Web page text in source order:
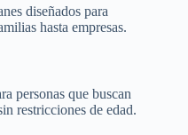
diseñados para
hasta empresas.
personas que buscan
restricciones de edad.